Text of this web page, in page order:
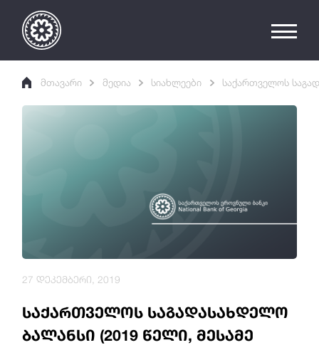
მთავარი მედია სიახლეები საქართველოს
საქართველოს საგადასახდელო
ბალანსი (2019 წელი, მესამე
27 დეკემბერი, 2019